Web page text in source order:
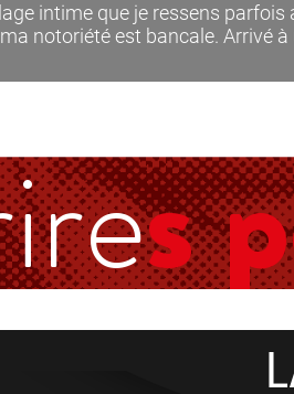
intime que je ressens parfois
notoriété est bancale. Arrivé à
s